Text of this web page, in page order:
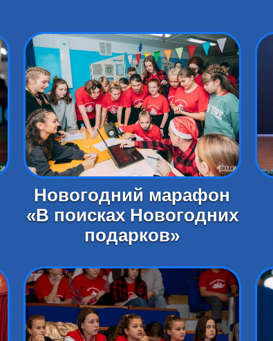
Новогодний марафон
«В поисках Новогодних
подарков»